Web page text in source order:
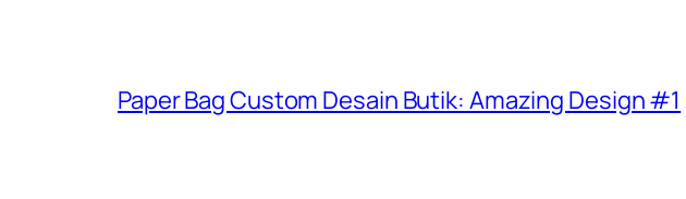
Paper Bag Custom Desain Butik: Amazing Design #1